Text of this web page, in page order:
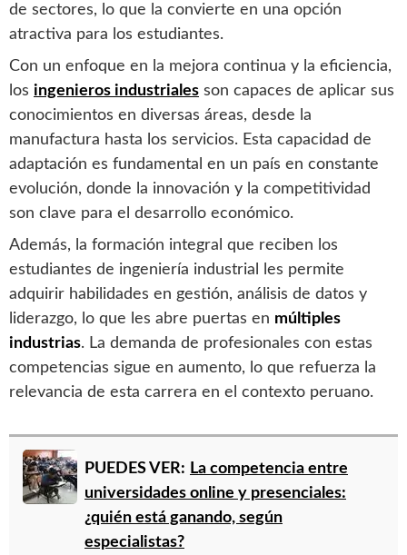
de sectores, lo que la convierte en una opción
atractiva para los estudiantes.
Con un enfoque en la mejora continua y la eficiencia,
los ingenieros industriales son capaces de aplicar sus
conocimientos en diversas áreas, desde la
manufactura hasta los servicios. Esta capacidad de
adaptación es fundamental en un país en constante
evolución, donde la innovación y la competitividad
son clave para el desarrollo económico.
Además, la formación integral que reciben los
estudiantes de ingeniería industrial les permite
adquirir habilidades en gestión, análisis de datos y
liderazgo, lo que les abre puertas en múltiples
industrias. La demanda de profesionales con estas
competencias sigue en aumento, lo que refuerza la
relevancia de esta carrera en el contexto peruano.
PUEDES VER: La competencia entre
universidades online y presenciales:
¿quién está ganando, según
especialistas?